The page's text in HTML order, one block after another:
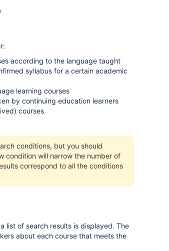
according to the language taught
syllabus for a certain academic
learning courses
by continuing education learners
courses
conditions, but you should
condition will narrow the number of
correspond to all the conditions
list of search results is displayed. The
about each course that meets the